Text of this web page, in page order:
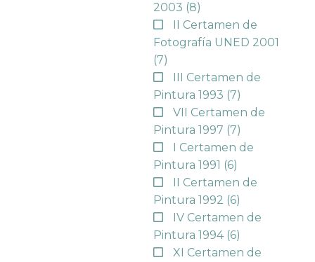
2003 (8)
II Certamen de
Fotografía UNED 2001
(7)
III Certamen de
Pintura 1993 (7)
VII Certamen de
Pintura 1997 (7)
I Certamen de
Pintura 1991 (6)
II Certamen de
Pintura 1992 (6)
IV Certamen de
Pintura 1994 (6)
XI Certamen de